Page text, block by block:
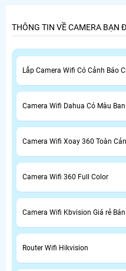
THÔNG TIN VỀ CAMERA BẠN
Lắp Camera Wifi Có Cảnh Báo
Camera Wifi Dahua Có Màu
Camera Wifi Xoay 360 Toàn
Camera Wifi 360 Full Color
Camera Wifi Kbvision Giá rẻ
Router Wifi Hikvision